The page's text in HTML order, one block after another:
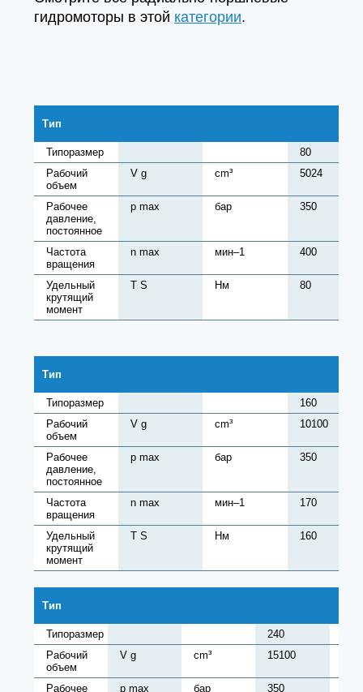
гидромоторы в этой категории.
Тип
Типоразмер
80
Рабочий
объем
V g cm³ 5024
Рабочее
давление,
постоянное
p max бар 350
Частота
вращения
n max мин–1 400
Удельный
крутящий
момент
T S Нм 80
Тип
Типоразмер
160
Рабочий
объем
V g cm³ 10100
Рабочее
давление,
постоянное
p max бар 350
Частота
вращения
n max мин–1 170
Удельный
крутящий
момент
T S Нм 160
Тип
Типоразмер 240
Рабочий
объем
V g cm³ 15100
Рабочее
p max бар 350